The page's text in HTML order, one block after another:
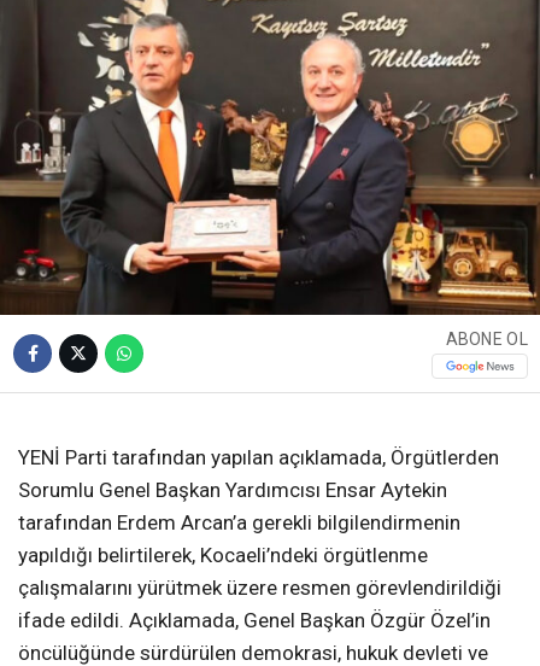
ABONE OL
YENİ Parti tarafından yapılan açıklamada, Örgütlerden
Sorumlu Genel Başkan Yardımcısı Ensar Aytekin
tarafından Erdem Arcan’a gerekli bilgilendirmenin
yapıldığı belirtilerek, Kocaeli’ndeki örgütlenme
çalışmalarını yürütmek üzere resmen görevlendirildiği
ifade edildi. Açıklamada, Genel Başkan Özgür Özel’in
öncülüğünde sürdürülen demokrasi, hukuk devleti ve